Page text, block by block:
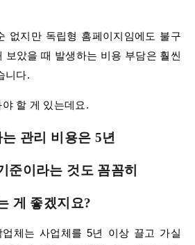
없지만 독립형 홈페이지임에도 불구
보았을 때 발생하는 비용 부담은 훨씬
니다​.
할 게 있는데요.
관리 비용은 5년
준이라는 것도 꼼꼼히
게 좋겠지요?
체는 사업체를 5년 이상 끌고 가실